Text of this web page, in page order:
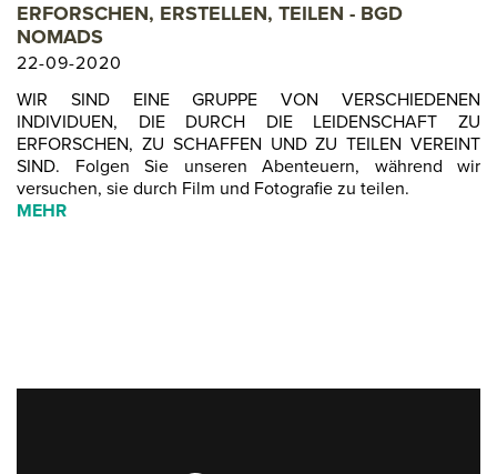
ERFORSCHEN, ERSTELLEN, TEILEN - BGD
NOMADS
22-09-2020
WIR SIND EINE GRUPPE VON VERSCHIEDENEN
INDIVIDUEN, DIE DURCH DIE LEIDENSCHAFT ZU
ERFORSCHEN, ZU SCHAFFEN UND ZU TEILEN VEREINT
SIND. Folgen Sie unseren Abenteuern, während wir
versuchen, sie durch Film und Fotografie zu teilen.
MEHR